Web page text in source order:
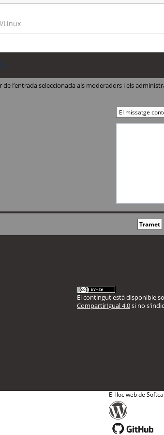
Linux
l’entrada seleccionada als moderadors i els
El contingut està disponible
CompartirIgual 4.0si no
El lloc web de